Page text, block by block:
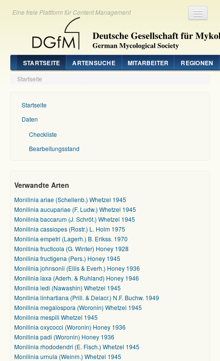
Eine freie Plattform für Content Management
STARTSEITE ARTENSUCHE MITARBEITER REGIONEN
Startseite
Startseite
Daten
Checkliste
Bearbeitungsstand
Verwandte Arten
Monilinia ariae (Schellenb.) Whetzel 1945
Monilinia aucupariae (F. Ludw.) Whetzel 1945
Monilinia baccarum (J. Schröt.) Whetzel 1945
Monilinia cassiopes (Rostr.) L. Holm 1975
Monilinia empetri (Lagerh.) B. Erikss. 1970
Monilinia fructicola (G. Winter) Honey 1928
Monilinia fructigena (Pers.) Honey 1945
Monilinia johnsonii (Ellis & Everh.) Honey 1936
Monilinia laxa (Aderh. & Ruhland) Honey 1946
Monilinia ledi (Nawashin) Whetzel 1945
Monilinia linhartiana (Prill. & Delacr.) N.F. Buchw. 1949
Monilinia megalospora (Woronin) Whetzel 1945
Monilinia mespili Whetzel 1945
Monilinia oxycocci (Woronin) Honey 1936
Monilinia padi (Woronin) Honey 1936
Monilinia rhododendri (E. Fisch.) Whetzel 1945
Monilinia urnula (Weinm.) Whetzel 1945